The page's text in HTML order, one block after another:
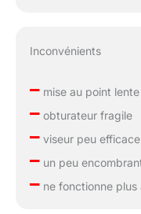
Inconvénients
–mise au point lente
–obturateur fragile
–viseur peu
–un peu
–ne fonctionne plus